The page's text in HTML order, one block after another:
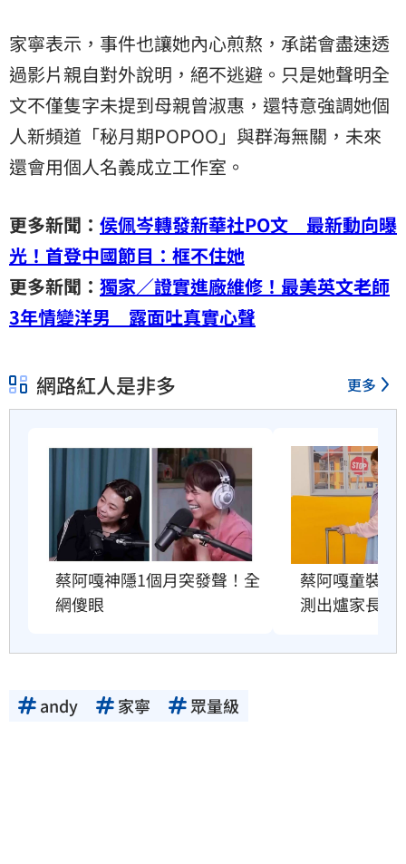
家寧表示，事件也讓她內心煎熬，承諾會盡速透
過影片親自對外說明，絕不逃避。只是她聲明全
文不僅隻字未提到母親曾淑惠，還特意強調她個
人新頻道「秘月期POPOO」與群海無關，未來
還會用個人名義成立工作室。
更多新聞： 侯佩岑轉發新華社PO文 最新動向曝
光！首登中國節目：框不住她
更多新聞： 獨家／證實進廠維修！最美英文老師
3年情變洋男 露面吐真實心聲
網路紅人是非多 更多
蔡阿嘎神隱1個月突發聲！全
網傻眼
蔡阿嘎童裝爆
測出爐家長傻
andy 家寧 眾量級